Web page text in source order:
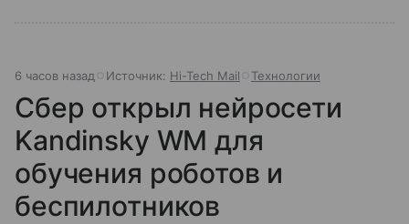
6 часов назад Источник: Hi-Tech Mail Технологии
Сбер открыл нейросети
Kandinsky WM для
обучения роботов и
беспилотников